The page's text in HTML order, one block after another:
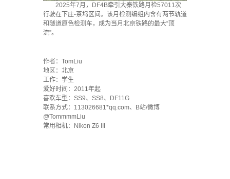
2025年7月，DF4B牵引大秦铁路月检57011次
行驶在下庄-茶坞区间。该月检测编组内含有两节轨道
和隧道原色检测车，成为当月北京铁路的最大“顶
流”。
作者：TomLiu
地区：北京
工作：学生
爱好时间：2011年起
喜欢车型：SS9、SS8、DF11G
联系方式：113026681*qq.com、B站/微博
@TommmmLiu
常用相机：Nikon Z6 III